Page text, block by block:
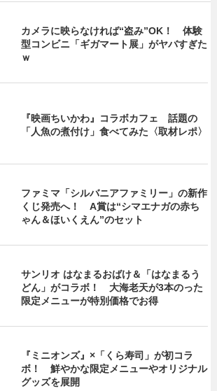
カメラに映らなければ“盗み”OK！ 体験
型コンビニ「ギガマート展」がヤバすぎた
ｗ
『映画ちいかわ』コラボカフェ 話題の
「人魚の煮付け」食べてみた〈取材レポ〉
ファミマ「シルバニアファミリー」の新作
くじ発売へ！ A賞は“シマエナガの赤ち
ゃん＆ほいくえん”のセット
サンリオ はなまるおばけ＆「はなまるう
どん」がコラボ！ 大海老天が3本のった
限定メニューが特別価格でお得
『ミニオンズ』×「くら寿司」が初コラ
ボ！ 鮮やかな限定メニューやオリジナル
グッズを展開